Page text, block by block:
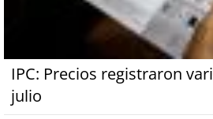
IPC: Precios registraron
julio